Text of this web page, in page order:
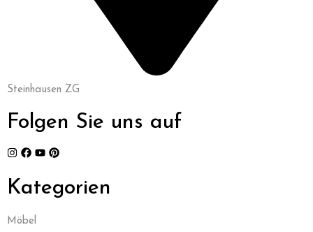
Steinhausen ZG
Folgen Sie uns auf
Kategorien
Möbel